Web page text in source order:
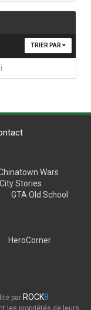
TRIER PAR
Wars
Stories
GTA Old School
HeroCorner
par ROCK8